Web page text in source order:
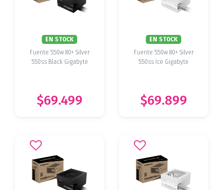
EN STOCK
Fuente 550w 80+ Silver
550ss Black Gigabyte
$69.499
EN STOCK
Fuente 550w 80+ Silver
550ss Ice Gigabyte
$69.899